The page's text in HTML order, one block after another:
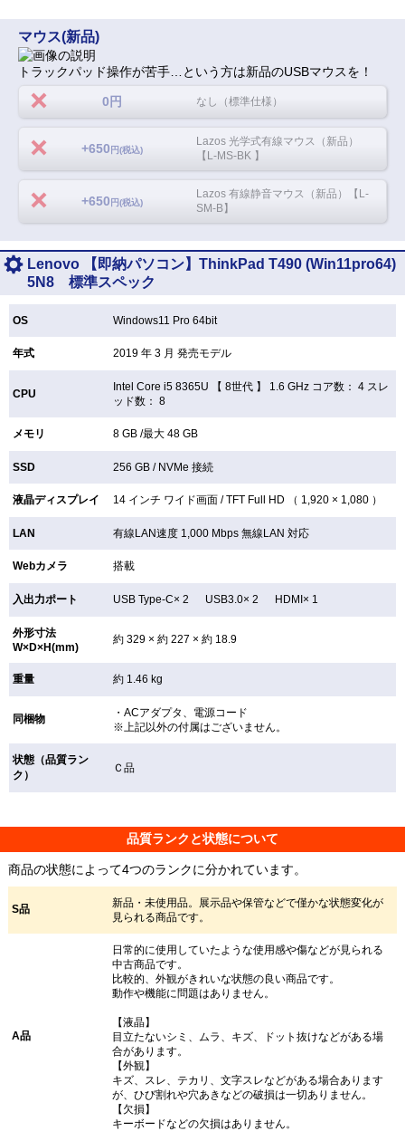
マウス(新品)
トラックパッド操作が苦手…という方は新品のUSBマウスを！
0円 なし（標準仕様）
+650 円(税込)
Lazos 光学式有線マウス（新品）
【L-MS-BK 】
+650 円(税込)
Lazos 有線静音マウス（新品）【L-
SM-B】
Lenovo 【即納パソコン】ThinkPad T490 (Win11pro64)
5N8 標準スペック
OS Windows11 Pro 64bit
年式 2019 年 3 月 発売モデル
CPU
Intel Core i5 8365U 【8世代 】 1.6 GHz コア数： 4 スレ
ッド数： 8
メモリ 8 GB /最大 48 GB
SSD 256 GB / NVMe 接続
液晶ディスプレイ 14 インチ ワイド画面 /TFT Full HD （ 1,920 × 1,080 ）
LAN 有線LAN速度 1,000 Mbps 無線LAN対応
Webカメラ 搭載
入出力ポート USB Type-C× 2 USB3.0× 2 HDMI× 1
外形寸法
W×D×H(mm)
約 329 × 約 227 × 約 18.9
重量 約 1.46 kg
同梱物
・ACアダプタ、電源コード
※上記以外の付属はございません。
状態（品質ラン
ク）
Ｃ品
品質ランクと状態について
商品の状態によって4つのランクに分かれています。
S品
新品・未使用品。展示品や保管などで僅かな状態変化が
見られる商品です。
A品
日常的に使用していたような使用感や傷などが見られる
中古商品です。
比較的、外観がきれいな状態の良い商品です。
動作や機能に問題はありません。
【液晶】
目立たないシミ、ムラ、キズ、ドット抜けなどがある場
合があります。
【外観】
キズ、スレ、テカリ、文字スレなどがある場合あります
が、ひび割れや穴あきなどの破損は一切ありません。
【欠損】
キーボードなどの欠損はありません。